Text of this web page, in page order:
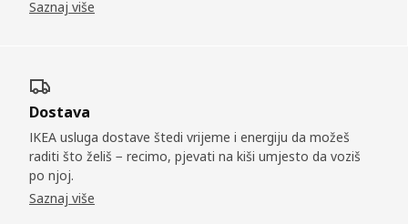
Saznaj više
Dostava
IKEA usluga dostave štedi vrijeme i energiju da možeš
raditi što želiš − recimo, pjevati na kiši umjesto da voziš
po njoj.
Saznaj više